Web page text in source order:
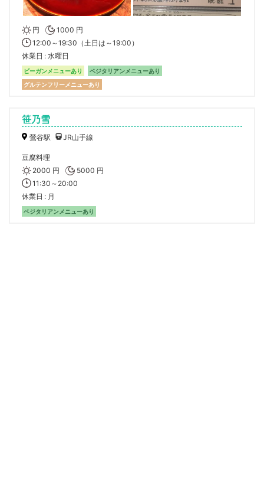
円
1000 円
12:00～19:30（土日は～19:00）
休業日
水曜日
ビーガンメニューあり
ベジタリアンメニューあり
グルテンフリーメニューあり
笹乃雪
鶯谷駅 JR山手線
豆腐料理
2000 円
5000 円
11:30～20:00
休業日
月
ベジタリアンメニューあり